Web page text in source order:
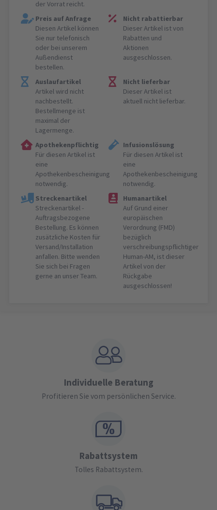
der Vorrat reicht.
Preis auf Anfrage
Diesen Artikel können
Sie nur telefonisch
oder bei unserem
Außendienst
bestellen.
Nicht rabattierbar
Dieser Artikel ist von
Rabatten und
Aktionen
ausgeschlossen.
Auslaufartikel
Artikel wird nicht
nachbestellt.
Bestellmenge ist
maximal der
Lagermenge.
Nicht lieferbar
Dieser Artikel ist
aktuell nicht lieferbar.
Apothekenpflichtig
Für diesen Artikel ist
eine
Apothekenbescheinigung
notwendig.
Infusionslösung
Für diesen Artikel ist
eine
Apothekenbescheinigung
notwendig.
Streckenartikel
Streckenartikel -
Auftragsbezogene
Bestellung. Es können
zusätzliche Kosten für
Versand/Installation
anfallen. Bitte wenden
Sie sich bei Fragen
gerne an unser Team.
Humanartikel
Auf Grund einer
europäischen
Verordnung (FMD)
bezüglich
verschreibungspflichtiger
Human-AM, ist dieser
Artikel von der
Rückgabe
ausgeschlossen!
Individuelle Beratung
Profitieren Sie vom persönlichen Service.
Rabattsystem
Tolles Rabattsystem.